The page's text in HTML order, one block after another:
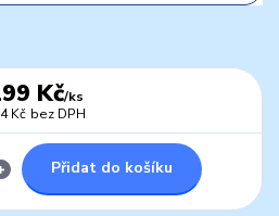
Kč/ks
Kč bez DPH
Přidat do košíku